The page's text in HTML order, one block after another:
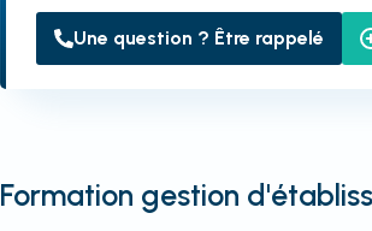
Une question ? Être rappelé
Formation gestion